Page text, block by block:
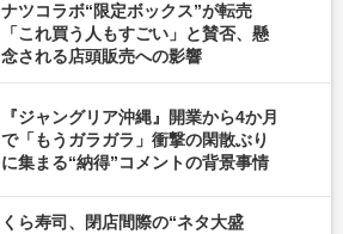
ナツコラボ“限定ボックス”が転売
「これ買う人もすごい」と賛否、懸
念される店頭販売への影響
『ジャングリア沖縄』開業から4か月
で「もうガラガラ」衝撃の閑散ぶり
に集まる“納得”コメントの背景事情
くら寿司、閉店間際の“ネタ大盛